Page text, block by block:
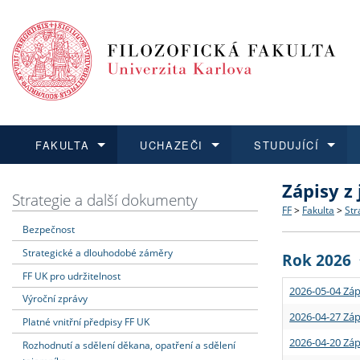
FAKULTA
Dozvědět se více
Struktura
Strategie
Podpora
UCHAZEČI
Podat přihlášku
Co
Učitelské
STUDUJÍCÍ
Dozvědět se více
Rigorózní
Dozvědět se více
O vědě a
Granty a
Dozvědět se více
Aktuální
Strategie a další dokumenty
Bezpečnost
Strategické a dlouhodobé záměry
FF UK pro udržitelnost
Výroční zprávy
Platné vnitřní předpisy FF UK
Rozhodnutí a sdělení děkana, opatření a sdělení
Zápisy
FF > Fakulta >
Rok 2026
2026-05-04
2026-04-27
2026-04-20